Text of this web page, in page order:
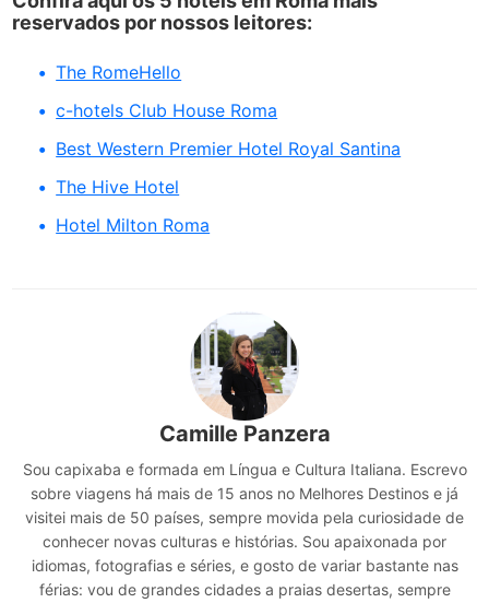
reservados por nossos leitores:
The RomeHello
c-hotels Club House Roma
Best Western Premier Hotel Royal Santina
The Hive Hotel
Hotel Milton Roma
Camille Panzera
Sou capixaba e formada em Língua e Cultura Italiana. Escrevo
sobre viagens há mais de 15 anos no Melhores Destinos e já
visitei mais de 50 países, sempre movida pela curiosidade de
conhecer novas culturas e histórias. Sou apaixonada por
idiomas, fotografias e séries, e gosto de variar bastante nas
férias: vou de grandes cidades a praias desertas, sempre